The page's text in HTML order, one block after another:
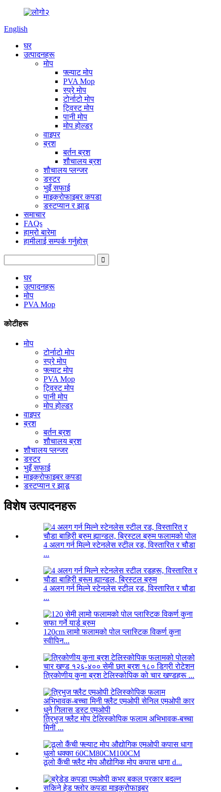
English
घर
उत्पादनहरू
मोप
फ्ल्याट मोप
PVA Mop
स्प्रे मोप
टोर्नाटो मोप
ट्विस्ट मोप
पानी मोप
मोप होल्डर
वाइपर
ब्रश
बर्तन ब्रश
शौचालय ब्रश
शौचालय प्लन्जर
डस्टर
भुइँ सफाई
माइक्रोफाइबर कपडा
डस्टप्यान र झाडू
समाचार
FAQs
हाम्रो बारेमा
हामीलाई सम्पर्क गर्नुहोस्
घर
उत्पादनहरू
मोप
PVA Mop
कोटीहरू
मोप
टोर्नाटो मोप
स्प्रे मोप
फ्ल्याट मोप
PVA Mop
ट्विस्ट मोप
पानी मोप
मोप होल्डर
वाइपर
ब्रश
बर्तन ब्रश
शौचालय ब्रश
शौचालय प्लन्जर
डस्टर
भुइँ सफाई
माइक्रोफाइबर कपडा
डस्टप्यान र झाडू
विशेष उत्पादनहरू
4 अलग गर्न मिल्ने स्टेनलेस स्टील रड, विस्तारित र चौडा
...
4 अलग गर्न मिल्ने स्टेनलेस स्टील रड, विस्तारित र चौडा
...
120cm लामो फलामको पोल प्लास्टिक विकर्ण कुना
स्वीपिन...
त्रिकोणीय कुना ब्रश टेलिस्कोपिक को चार खण्डहरू ...
त्रिभुज फ्लैट मोप टेलिस्कोपिक फलाम अभिभावक-बच्चा
मिनी ...
ठूलो कैंची फ्लैट मोप औद्योगिक मोप कपास धागा d...